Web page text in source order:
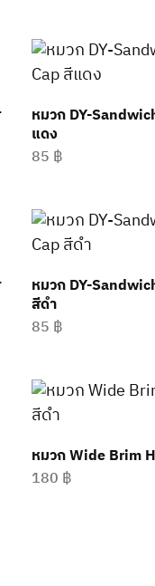
หมวก DY-
แดง
85 ฿
หมวก DY-
สีดำ
85 ฿
หมวก Wide Brim
180 ฿